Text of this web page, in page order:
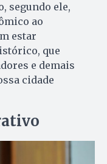
segundo ele,
ao
estar
que
e demais
cidade